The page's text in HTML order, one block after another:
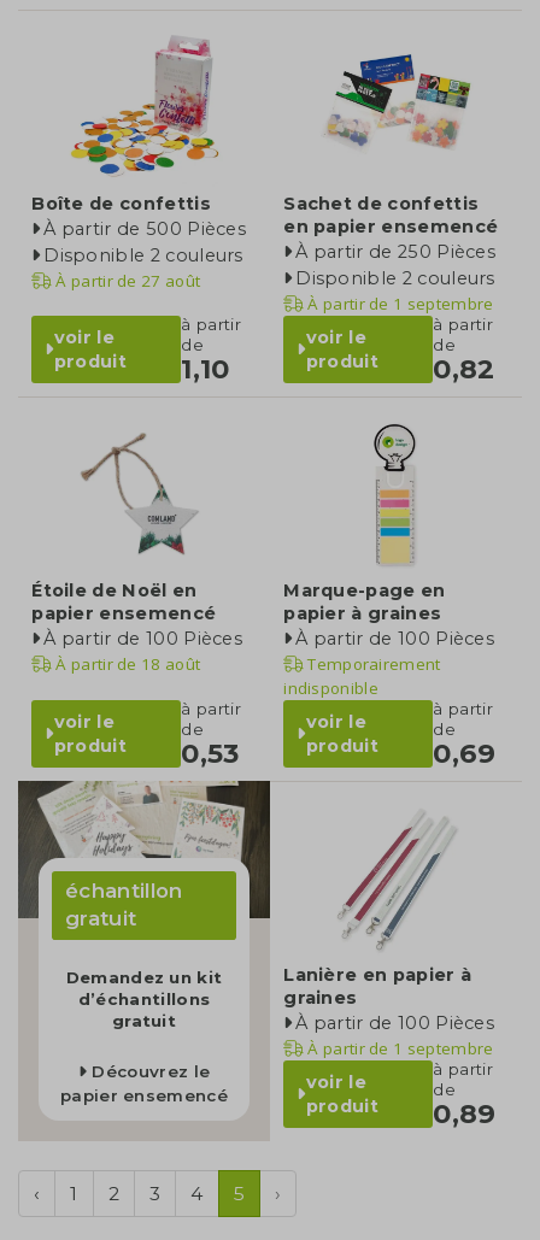
Boîte de confettis
À partir de 500 Pièces
Disponible 2 couleurs
À partir de 27 août
voir le
produit
à partir
de
1,10
Sachet de confettis
en papier ensemencé
À partir de 250 Pièces
Disponible 2 couleurs
À partir de 1 septembre
voir le
produit
à partir
de
0,82
Étoile de Noël en
papier ensemencé
À partir de 100 Pièces
À partir de 18 août
voir le
produit
à partir
de
0,53
Marque-page en
papier à graines
À partir de 100 Pièces
Temporairement
indisponible
voir le
produit
à partir
de
0,69
échantillon
gratuit
Demandez un kit
d’échantillons
gratuit
Découvrez le
papier ensemencé
Lanière en papier à
graines
À partir de 100 Pièces
À partir de 1 septembre
voir le
produit
à partir
de
0,89
‹ 1 2 3 4 5 ›